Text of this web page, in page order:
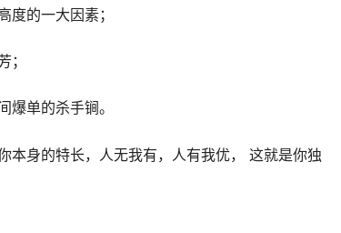
的一大因素；
；
单的杀手锏。
本身的特长，人无我有，人有我优， 这就是你独